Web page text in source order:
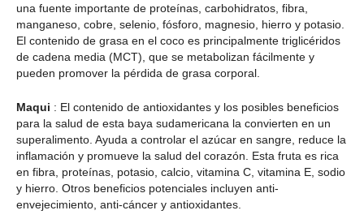
una fuente importante de proteínas, carbohidratos, fibra,
manganeso, cobre, selenio, fósforo, magnesio, hierro y potasio.
El contenido de grasa en el coco es principalmente triglicéridos
de cadena media (MCT), que se metabolizan fácilmente y
pueden promover la pérdida de grasa corporal.
Maqui : El contenido de antioxidantes y los posibles beneficios
para la salud de esta baya sudamericana la convierten en un
superalimento. Ayuda a controlar el azúcar en sangre, reduce la
inflamación y promueve la salud del corazón. Esta fruta es rica
en fibra, proteínas, potasio, calcio, vitamina C, vitamina E, sodio
y hierro. Otros beneficios potenciales incluyen anti-
envejecimiento, anti-cáncer y antioxidantes.